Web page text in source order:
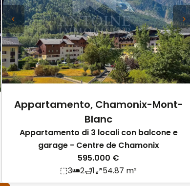
Appartamento, Chamonix-Mont-
Blanc
Appartamento di 3 locali con balcone e
garage - Centre de Chamonix
595.000 €
3
2 1 54.87 m²